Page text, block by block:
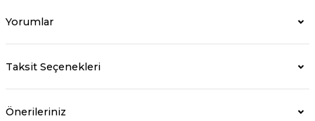
Yorumlar
Taksit Seçenekleri
Önerileriniz